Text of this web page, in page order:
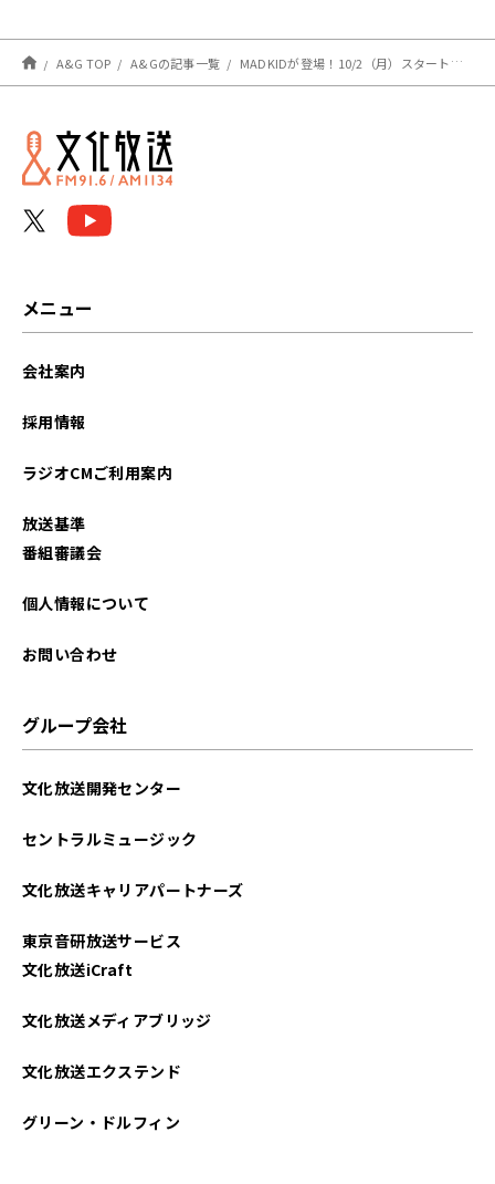
A&G TOP A&Gの記事一覧 MADKIDが登場！10/2（月）スタート【MADKIDのTHE CATCH】
メニュー
会社案内
採用情報
ラジオCMご利用案内
放送基準
番組審議会
個人情報について
お問い合わせ
グループ会社
文化放送開発センター
セントラルミュージック
文化放送キャリアパートナーズ
東京音研放送サービス
文化放送iCraft
文化放送メディアブリッジ
文化放送エクステンド
グリーン・ドルフィン